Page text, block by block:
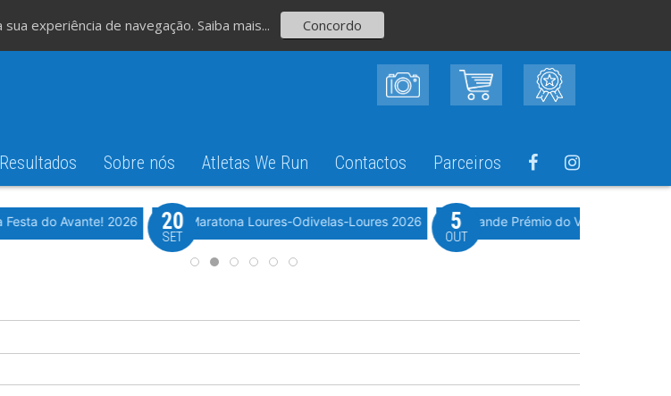
Resultados Sobre nós Atletas We Run Contactos Parceiros
Evento WeTiming
Festa do Avante! 2026 Meia Maratona Loures-Odivelas-Loures 2026
20
SET
10º Grande Prémio do Vale Grande
5
OUT
experiência de navegação. Saiba mais... Concordo